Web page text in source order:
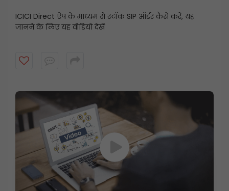
ICICI Direct ऐप के माध्यम से स्टॉक SIP ऑर्डर कैसे करें, यह
जानने के लिए यह वीडियो देखें